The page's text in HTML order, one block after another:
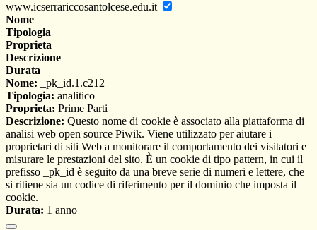
www.icserrariccosantolcese.edu.it
Nome
Tipologia
Proprieta
Descrizione
Durata
Nome: _pk_id.1.c212
Tipologia: analitico
Proprieta: Prime Parti
Descrizione: Questo nome di cookie è associato alla piattaforma di
analisi web open source Piwik. Viene utilizzato per aiutare i
proprietari di siti Web a monitorare il comportamento dei visitatori e
misurare le prestazioni del sito. È un cookie di tipo pattern, in cui il
prefisso _pk_id è seguito da una breve serie di numeri e lettere, che
si ritiene sia un codice di riferimento per il dominio che imposta il
cookie.
Durata: 1 anno